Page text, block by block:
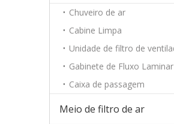
Chuveiro de ar
Cabine Limpa
Gabinete de Fluxo Laminar
Caixa de passagem
Meio de filtro de ar